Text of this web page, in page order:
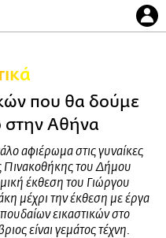
που θα δούμε
στην Αθήνα
αφιέρωμα στις γυναίκες
Πινακοθήκης του Δήμου
έκθεση του Γιώργου
μέχρι την έκθεση με έργα
εικαστικών στο
είναι γεμάτος τέχνη.